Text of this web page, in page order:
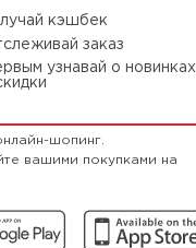
кэшбек
заказ
узнавай о новинках
шопинг.
вашими покупками на
КУПИТЬ